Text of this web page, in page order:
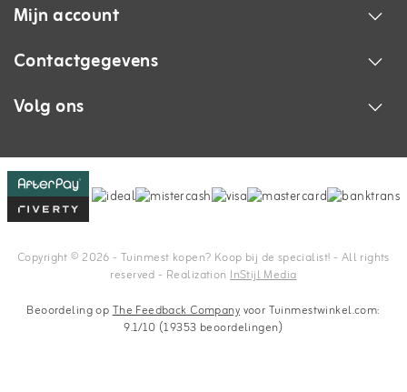
Mijn account
Contactgegevens
Volg ons
Copyright © 2026 - Tuinmest kopen? Koop bij de specialist! - All rights
reserved - RealizationInStijl Media
Beoordeling opThe Feedback Companyvoor Tuinmestwinkel.com:
9.1/10 (19353 beoordelingen)